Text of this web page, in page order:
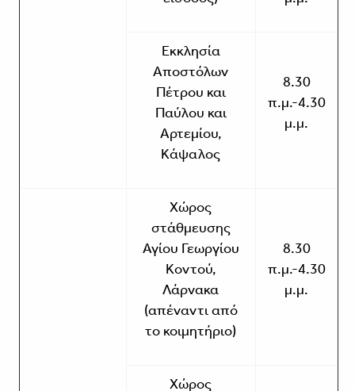
Εκκλησία
Αποστόλων
Πέτρου και
Παύλου και
Αρτεμίου,
Κάψαλος
8.30
π.μ.-4.30
μ.μ.
Χώρος
στάθμευσης
Αγίου Γεωργίου
Κοντού,
Λάρνακα
(απέναντι από
το κοιμητήριο)
8.30
π.μ.-4.30
μ.μ.
Χώρος